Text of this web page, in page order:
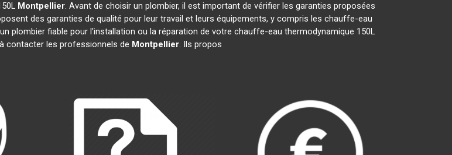
Montpellier. Avant de choisir un plombier, il est important de vérifier les garanties proposées
des garanties de qualité pour leur travail et leurs équipements, y compris les chauffe-eau
plombier fiable pour l'installation ou la réparation de votre chauffe-eau thermodynamique 150L
contacter les professionnels de Montpellier. Ils propos